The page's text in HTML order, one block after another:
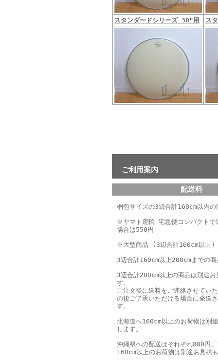
スタンダードシリーズ 30"用 ス
ご利用案内
配送料
梱包サイズの3辺合計160cm以内
※ヤマト運輸 宅急便コンパクトで
場合は550円
※大型商品 (3辺合計160cm以上)
3辺合計160cm以上200cmまでの
3辺合計200cm以上の商品は別途
す。
ご注文後に送料をご連絡させてい
の後ご了承いただける場合に発送
す。
北海道へ160cm以上のお荷物は別
します。
沖縄県への配送はそれぞれ880円
160cm以上のお荷物は別途お見積